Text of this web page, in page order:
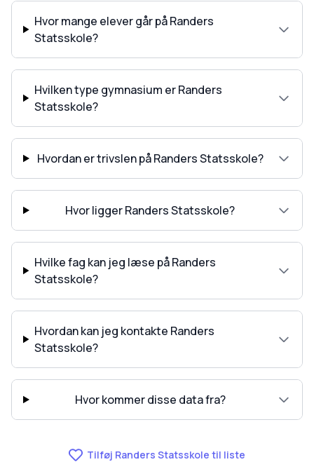
Hvor mange elever går på Randers
Statsskole?
Hvilken type gymnasium er Randers
Statsskole?
Hvordan er trivslen på Randers Statsskole?
Hvor ligger Randers Statsskole?
Hvilke fag kan jeg læse på Randers
Statsskole?
Hvordan kan jeg kontakte Randers
Statsskole?
Hvor kommer disse data fra?
Tilføj Randers Statsskole til liste